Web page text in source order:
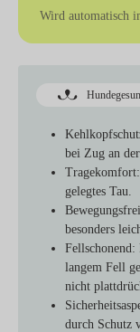
Wird automatisch
bei Zug an
Tragekomfort
gelegtes Tau.
besonders
Fellschonend:
langem Fell
nicht
durch Schutz